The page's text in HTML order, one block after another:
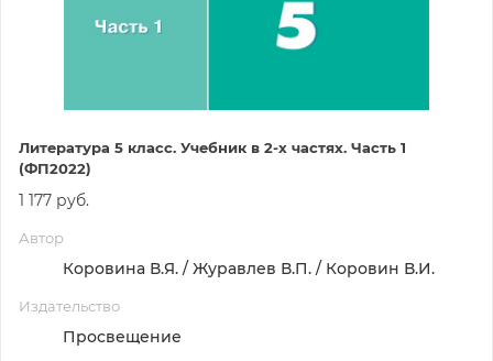
Литература 5 класс. Учебник в 2-х частях. Часть 1
(ФП2022)
1 177 руб.
Автор
Коровина В.Я. / Журавлев В.П. / Коровин В.И.
Издательство
Просвещение